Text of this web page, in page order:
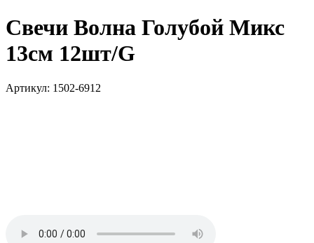
Свечи Волна Голубой Микс
13см 12шт/G
Артикул: 1502-6912